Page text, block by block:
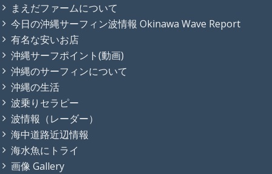
まえだファームについて
今日の沖縄サーフィン波情報 Okinawa Wave Report
有名な安いお店
沖縄サーフポイント(動画)
沖縄のサーフィンについて
沖縄の生活
波乗りセラピー
波情報（レーダー）
海中道路近辺情報
海水魚にトライ
画像 Gallery